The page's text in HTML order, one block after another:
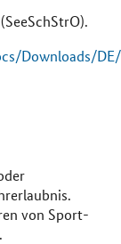
Downloads/
von Sport-